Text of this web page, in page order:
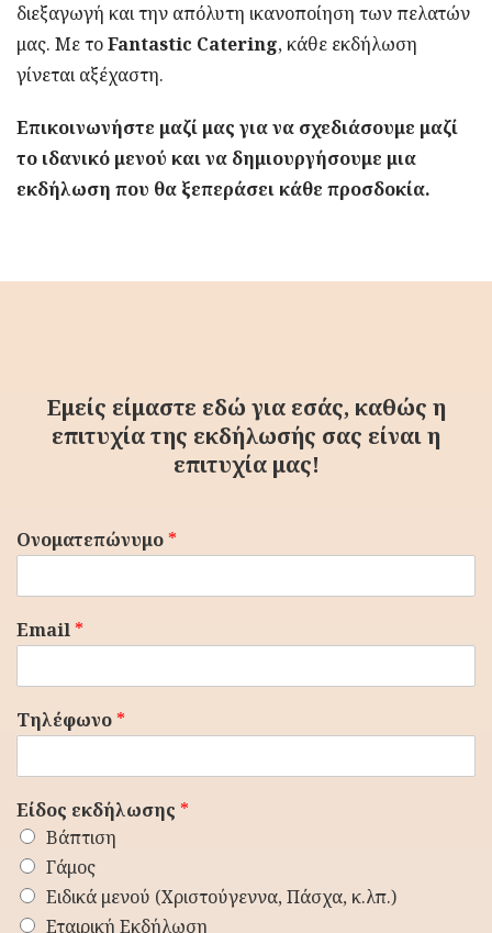
διεξαγωγή και την απόλυτη ικανοποίηση των πελατών
μας. Με τοFantastic Catering, κάθε εκδήλωση
γίνεται αξέχαστη.
Επικοινωνήστε μαζί μας για να σχεδιάσουμε μαζί
το ιδανικό μενού και να δημιουργήσουμε μια
εκδήλωση που θα ξεπεράσει κάθε προσδοκία.
Εμείς είμαστε εδώ για εσάς, καθώς η
επιτυχία της εκδήλωσής σας είναι η
επιτυχία μας!
Ονοματεπώνυμο *
Email *
Τηλέφωνο *
Είδος εκδήλωσης *
Βάπτιση
Γάμος
Ειδικά μενού (Χριστούγεννα, Πάσχα, κ.λπ.)
Εταιρική Εκδήλωση